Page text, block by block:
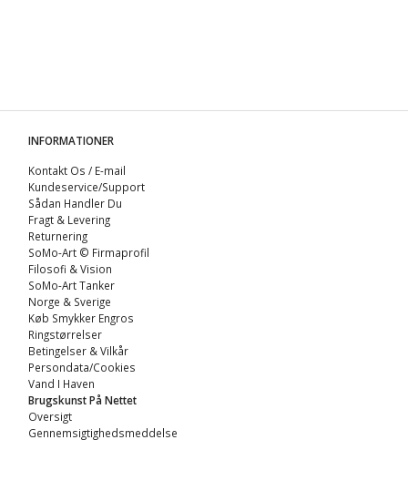
INFORMATIONER
Kontakt Os / E-mail
Kundeservice/Support
Sådan Handler Du
Fragt & Levering
Returnering
SoMo-Art © Firmaprofil
Filosofi & Vision
SoMo-Art Tanker
Norge & Sverige
Køb Smykker Engros
Ringstørrelser
Betingelser & Vilkår
Persondata/Cookies
Vand I Haven
Brugskunst På Nettet
Oversigt
Gennemsigtighedsmeddelse